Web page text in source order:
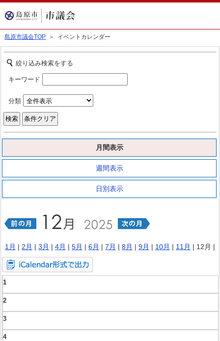
島原市議会TOP ＞ イベントカレンダー
絞り込み検索をする
キーワード
分類
月間表示
週間表示
日別表示
1月 | 2月 | 3月 | 4月 | 5月 | 6月 | 7月 | 8月 | 9月 | 10月 | 11月 | 12月 |
1
2
3
4